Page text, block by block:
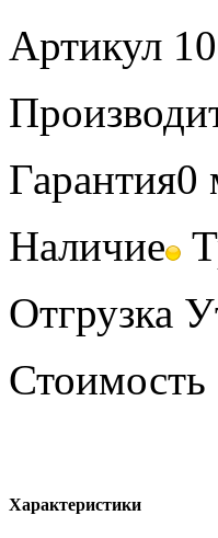
Артикул
Гарантия0
Наличие
Отгрузка
Стоимость
Характеристики